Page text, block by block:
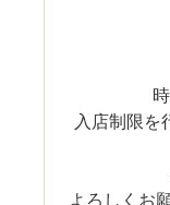
入店制限を
よろしくお